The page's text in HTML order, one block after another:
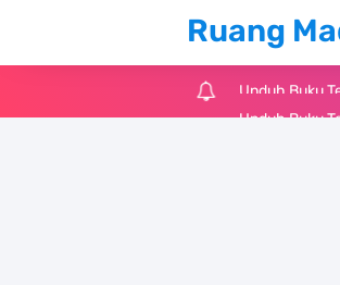
Ruang
Unduh Buku